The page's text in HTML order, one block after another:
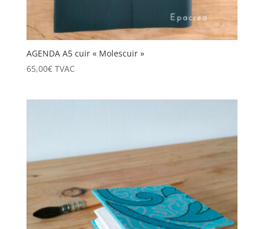
AGENDA A5 cuir « Molescuir »
65,00€ TVAC